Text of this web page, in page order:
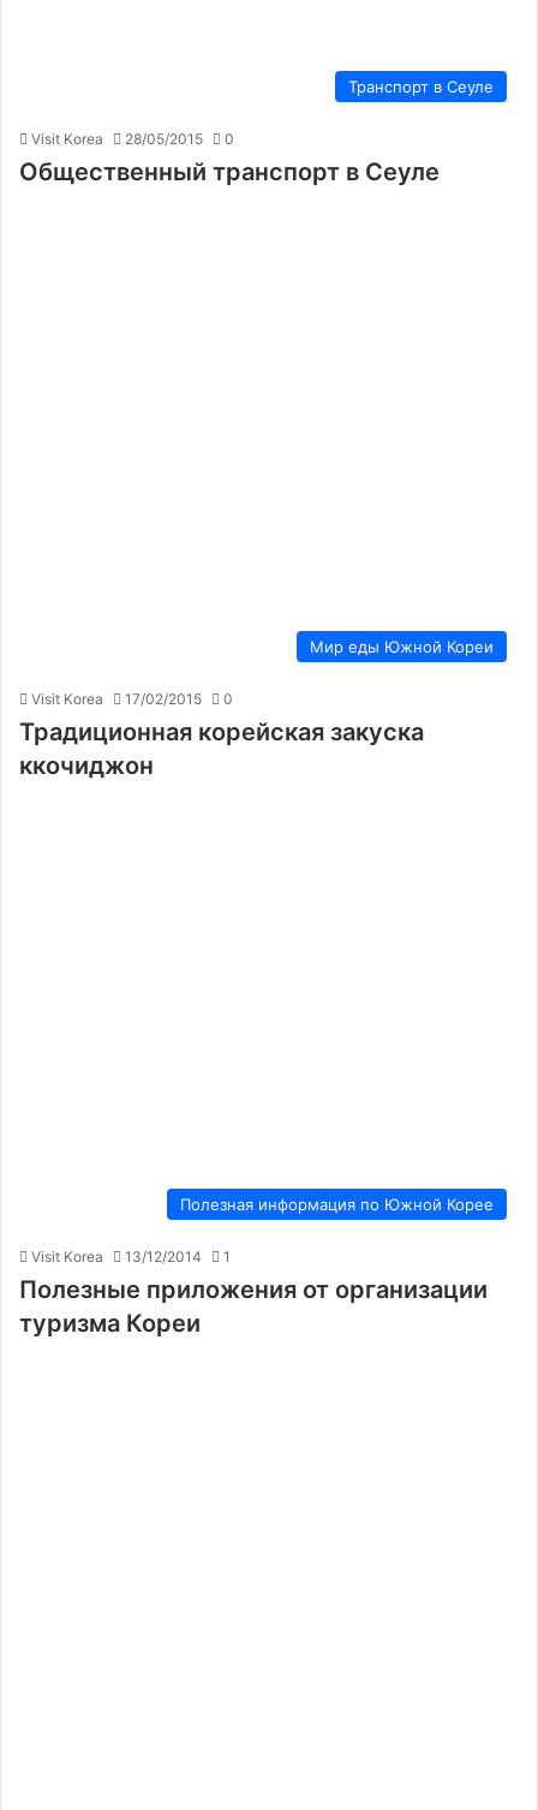
Транспорт в Сеуле
Visit Korea 28/05/2015 0
Общественный транспорт в Сеуле
Мир еды Южной Кореи
Visit Korea 17/02/2015 0
Традиционная корейская закуска
ккочиджон
Полезная информация по Южной Корее
Visit Korea 13/12/2014 1
Полезные приложения от организации
туризма Кореи